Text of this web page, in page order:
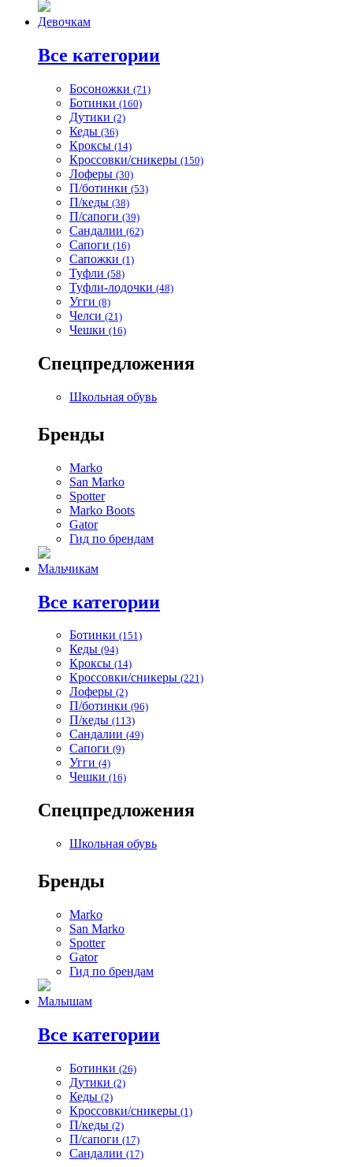
Девочкам
Все категории
Босоножки (71)
Ботинки (160)
Дутики (2)
Кеды (36)
Кроксы (14)
Кроссовки/сникеры (150)
Лоферы (30)
П/ботинки (53)
П/кеды (38)
П/сапоги (39)
Сандалии (62)
Сапоги (16)
Сапожки (1)
Туфли (58)
Туфли-лодочки (48)
Угги (8)
Челси (21)
Чешки (16)
Спецпредложения
Школьная обувь
Бренды
Marko
San Marko
Spotter
Marko Boots
Gator
Гид по брендам
Мальчикам
Все категории
Ботинки (151)
Кеды (94)
Кроксы (14)
Кроссовки/сникеры (221)
Лоферы (2)
П/ботинки (96)
П/кеды (113)
Сандалии (49)
Сапоги (9)
Угги (4)
Чешки (16)
Спецпредложения
Школьная обувь
Бренды
Marko
San Marko
Spotter
Gator
Гид по брендам
Малышам
Все категории
Ботинки (26)
Дутики (2)
Кеды (2)
Кроссовки/сникеры (1)
П/кеды (2)
П/сапоги (17)
Сандалии (17)